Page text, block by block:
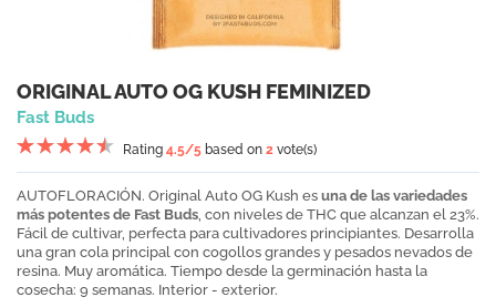
ORIGINAL AUTO OG KUSH FEMINIZED
Fast Buds
Rating 4.5/5 based on 2 vote(s)
AUTOFLORACIÓN. Original Auto OG Kush es una de las variedades
más potentes de Fast Buds, con niveles de THC que alcanzan el 23%.
Fácil de cultivar, perfecta para cultivadores principiantes. Desarrolla
una gran cola principal con cogollos grandes y pesados nevados de
resina. Muy aromática. Tiempo desde la germinación hasta la
cosecha: 9 semanas. Interior - exterior.